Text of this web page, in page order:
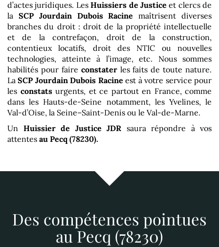
d’actes juridiques. LesHuissiers de Justice et clercs de
la SCP Jourdain Dubois Racine maîtrisent diverses
branches du droit : droit de la propriété intellectuelle
et de la contrefaçon, droit de la construction,
contentieux locatifs, droit des NTIC ou nouvelles
technologies, atteinte à l’image, etc. Nous sommes
habilités pour faire constater les faits de toute nature.
LaSCP Jourdain Dubois Racine est à votre service pour
les constatsurgents, et ce partout en France, comme
dans les Hauts-de-Seine notamment, les Yvelines, le
Val-d’Oise, la Seine–Saint-Denis ou le Val-de-Marne.
Un Huissier de Justice JDR saura répondre à vos
attentes au Pecq (78230).
Des compétences pointues
au Pecq (78230)